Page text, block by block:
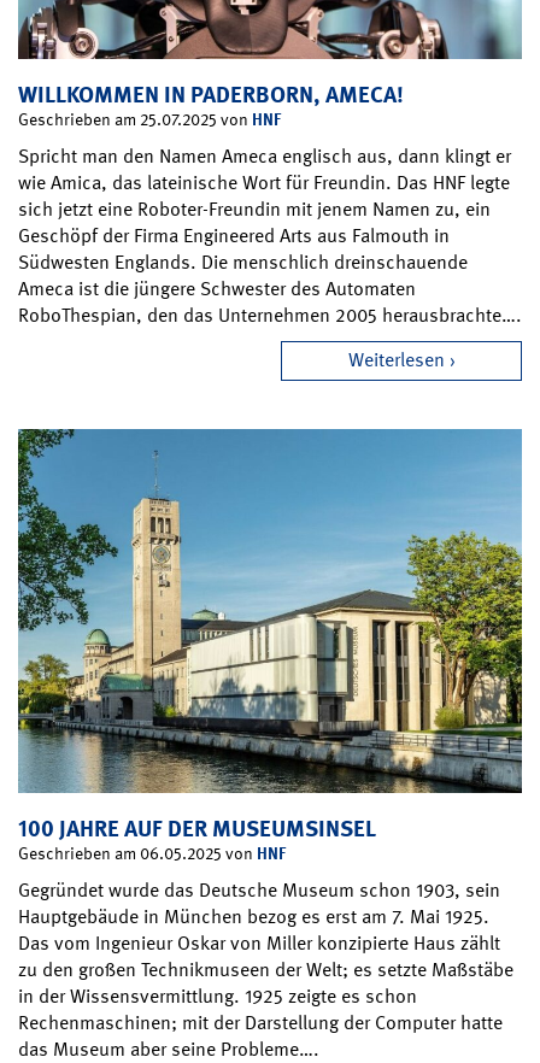
WILLKOMMEN IN PADERBORN, AMECA!
Geschrieben am 25.07.2025 von HNF
Spricht man den Namen Ameca englisch aus, dann klingt er
wie Amica, das lateinische Wort für Freundin. Das HNF legte
sich jetzt eine Roboter-Freundin mit jenem Namen zu, ein
Geschöpf der Firma Engineered Arts aus Falmouth in
Südwesten Englands. Die menschlich dreinschauende
Ameca ist die jüngere Schwester des Automaten
RoboThespian, den das Unternehmen 2005 herausbrachte….
Weiterlesen
100 JAHRE AUF DER MUSEUMSINSEL
Geschrieben am 06.05.2025 von HNF
Gegründet wurde das Deutsche Museum schon 1903, sein
Hauptgebäude in München bezog es erst am 7. Mai 1925.
Das vom Ingenieur Oskar von Miller konzipierte Haus zählt
zu den großen Technikmuseen der Welt; es setzte Maßstäbe
in der Wissensvermittlung. 1925 zeigte es schon
Rechenmaschinen; mit der Darstellung der Computer hatte
das Museum aber seine Probleme….